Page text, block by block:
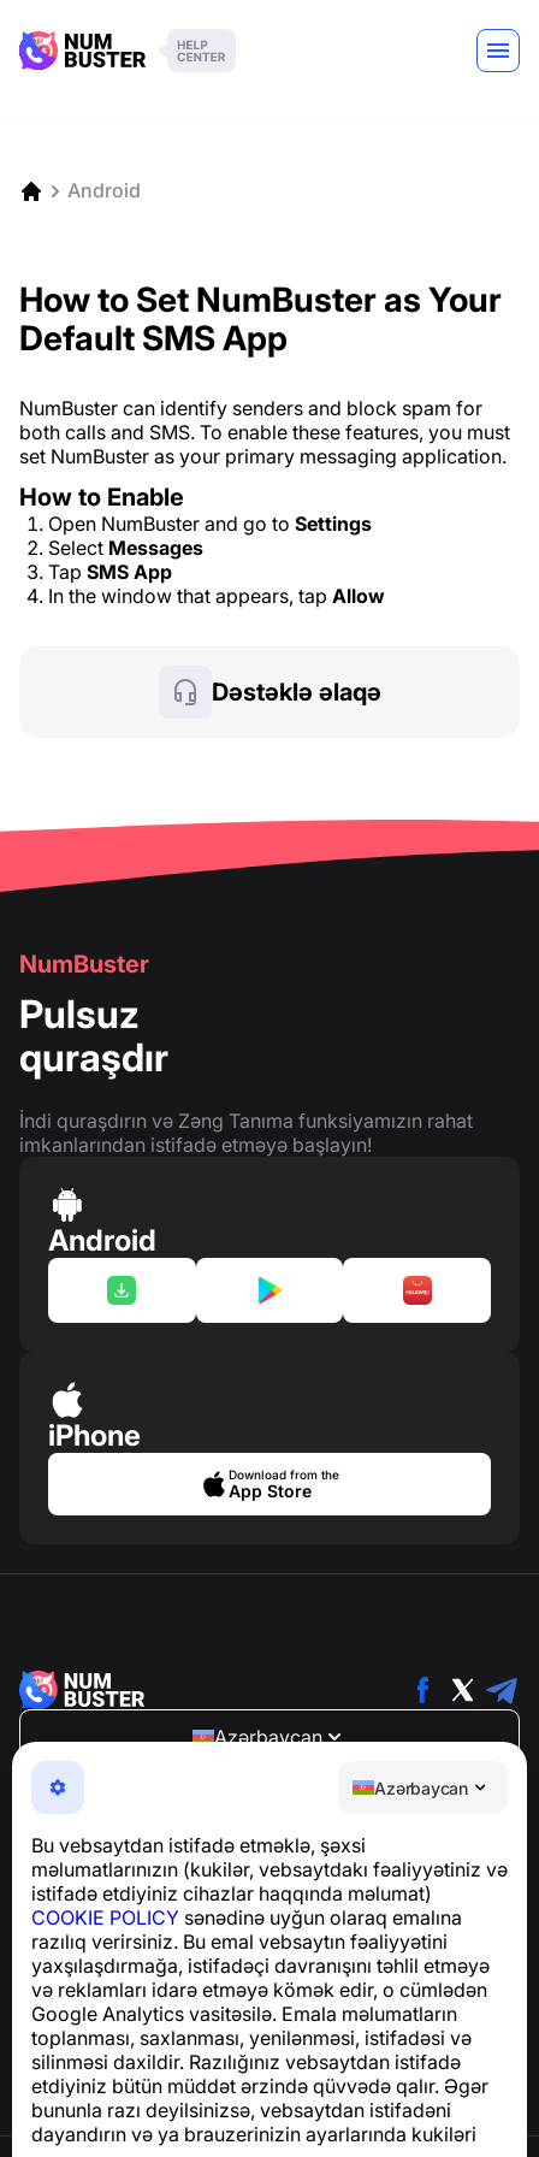
Azərbaycan
Bu vebsaytdan istifadə etməklə, şəxsi
məlumatlarınızın (kukilər, vebsaytdakı fəaliyyətiniz və
istifadə etdiyiniz cihazlar haqqında məlumat)
COOKIE POLICY sənədinə uyğun olaraq emalına
razılıq verirsiniz. Bu emal vebsaytın fəaliyyətini
yaxşılaşdırmağa, istifadəçi davranışını təhlil etməyə
və reklamları idarə etməyə kömək edir, o cümlədən
Google Analytics vasitəsilə. Emala məlumatların
toplanması, saxlanması, yenilənməsi, istifadəsi və
silinməsi daxildir. Razılığınız vebsaytdan istifadə
etdiyiniz bütün müddət ərzində qüvvədə qalır. Əgər
bununla razı deyilsinizsə, vebsaytdan istifadəni
dayandırın və ya brauzerinizin ayarlarında kukiləri
Android
How to Set NumBuster as Your
Default SMS App
NumBuster can identify senders and block spam for
both calls and SMS. To enable these features, you must
set NumBuster as your primary messaging application.
How to Enable
Open NumBuster and go to Settings
Select Messages
Tap SMS App
In the window that appears, tap Allow
Dəstəklə əlaqə
NumBuster
Pulsuz
quraşdır
İndi quraşdırın və Zəng Tanıma funksiyamızın rahat
imkanlarından istifadə etməyə başlayın!
Android
iPhone
Download from the
App Store
Azərbaycan
NumBuster © 2013—2026 ·
support@numbuster.com
Telefon fırıldaqlarından, spam və arzuolunmaz
GDPR uyğunluğu ilə bağlı suallar üçün:
support@numbuster.com
Yardım Mərkəzi
Xəbərlər və Məqalələr
Layihə haqqında
Əlaqə